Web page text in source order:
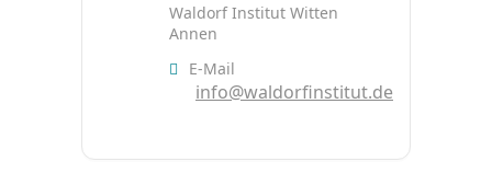
Waldorf Institut Witten
Annen
E-Mail
info@waldorfinstitut.de